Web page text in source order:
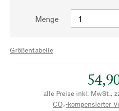
Menge
Größentabelle
alle Preise inkl. MwSt.,
CO₂-kompensierter